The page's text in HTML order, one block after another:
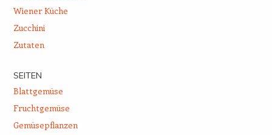
Wiener Küche
Zucchini
Zutaten
SEITEN
Blattgemüse
Fruchtgemüse
Gemüsepflanzen